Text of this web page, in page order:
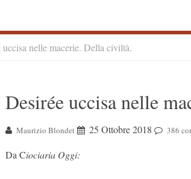
uccisa nelle macerie. Della civiltà.
Desirée uccisa nelle
Maurizio Blondet 25 Ottobre 2018 386
Da Ciociaria Oggi: